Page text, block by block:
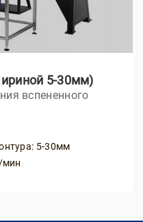
5-30мм)
вспененного
5-30мм
мин